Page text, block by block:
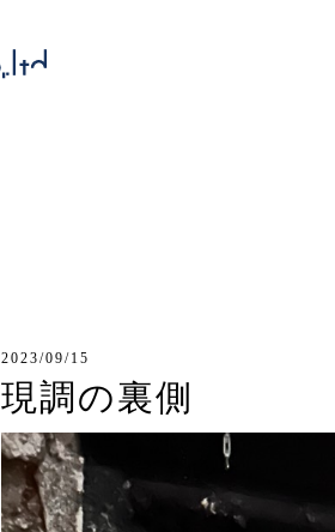
2023/09/15
現調の裏側